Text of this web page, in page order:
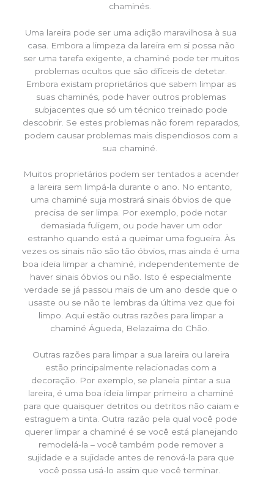
chaminés.
Uma lareira pode ser uma adição maravilhosa à sua
casa. Embora a limpeza da lareira em si possa não
ser uma tarefa exigente, a chaminé pode ter muitos
problemas ocultos que são difíceis de detetar.
Embora existam proprietários que sabem limpar as
suas chaminés, pode haver outros problemas
subjacentes que só um técnico treinado pode
descobrir. Se estes problemas não forem reparados,
podem causar problemas mais dispendiosos com a
sua chaminé.
Muitos proprietários podem ser tentados a acender
a lareira sem limpá-la durante o ano. No entanto,
uma chaminé suja mostrará sinais óbvios de que
precisa de ser limpa. Por exemplo, pode notar
demasiada fuligem, ou pode haver um odor
estranho quando está a queimar uma fogueira. Às
vezes os sinais não são tão óbvios, mas ainda é uma
boa ideia limpar a chaminé, independentemente de
haver sinais óbvios ou não. Isto é especialmente
verdade se já passou mais de um ano desde que o
usaste ou se não te lembras da última vez que foi
limpo. Aqui estão outras razões para limpar a
chaminé Águeda, Belazaima do Chão.
Outras razões para limpar a sua lareira ou lareira
estão principalmente relacionadas com a
decoração. Por exemplo, se planeia pintar a sua
lareira, é uma boa ideia limpar primeiro a chaminé
para que quaisquer detritos ou detritos não caiam e
estraguem a tinta. Outra razão pela qual você pode
querer limpar a chaminé é se você está planejando
remodelá-la – você também pode remover a
sujidade e a sujidade antes de renová-la para que
você possa usá-lo assim que você terminar.